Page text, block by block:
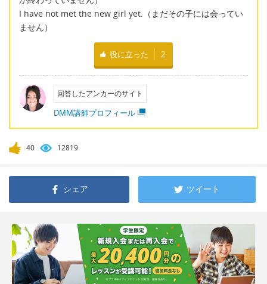
I have not met the new girl yet.（まだその子には会ってい
ません）
役に立った 2
回答したアンカーのサイト
DMM講師プロフィール
40 12819
シェア ツイート